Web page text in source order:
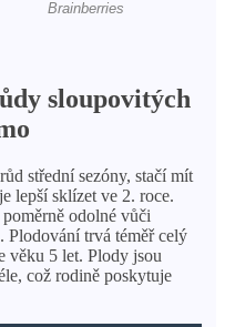
sloupovitých
střední sezóny, stačí mít
lepší sklízet ve 2. roce.
odolné vůči
Plodování trvá téměř celý
věku 5 let. Plody jsou
což rodině poskytuje